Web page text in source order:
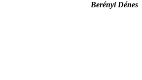
Berényi Dénes